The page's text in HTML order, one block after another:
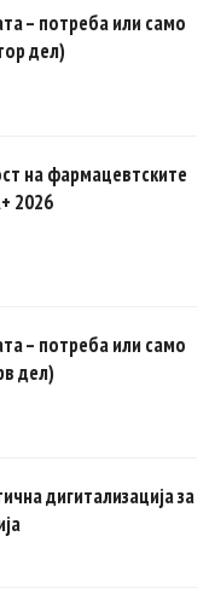
– потреба или само
дел)
на фармацевтските
2026
– потреба или само
дел)
дигитализација за